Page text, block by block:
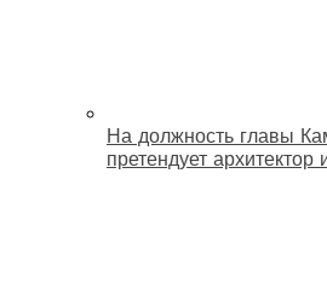
На должность главы
претендует архитектор